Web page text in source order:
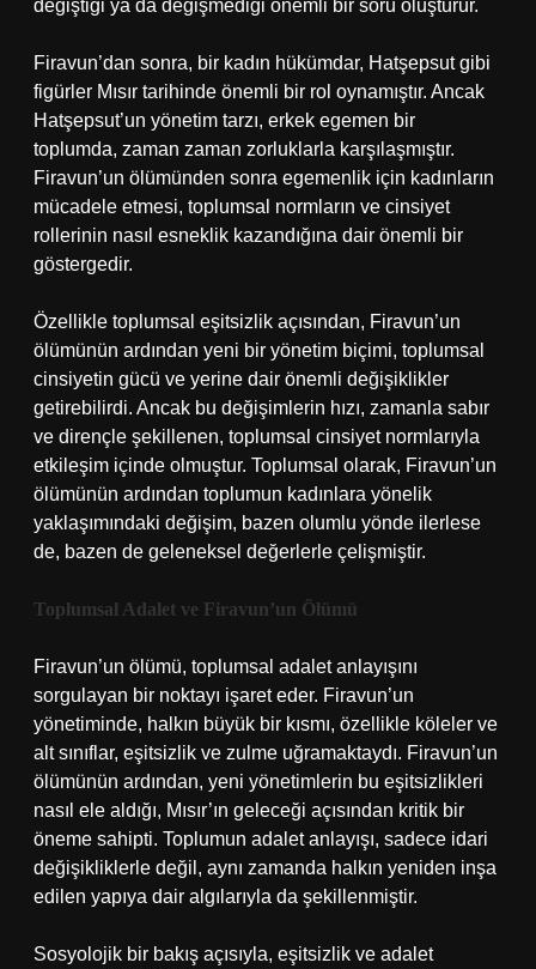
değiştiği ya da değişmediği önemli bir soru oluşturur.
Firavun’dan sonra, bir kadın hükümdar, Hatşepsut gibi
figürler Mısır tarihinde önemli bir rol oynamıştır. Ancak
Hatşepsut’un yönetim tarzı, erkek egemen bir
toplumda, zaman zaman zorluklarla karşılaşmıştır.
Firavun’un ölümünden sonra egemenlik için kadınların
mücadele etmesi, toplumsal normların ve cinsiyet
rollerinin nasıl esneklik kazandığına dair önemli bir
göstergedir.
Özellikle toplumsal eşitsizlik açısından, Firavun’un
ölümünün ardından yeni bir yönetim biçimi, toplumsal
cinsiyetin gücü ve yerine dair önemli değişiklikler
getirebilirdi. Ancak bu değişimlerin hızı, zamanla sabır
ve dirençle şekillenen, toplumsal cinsiyet normlarıyla
etkileşim içinde olmuştur. Toplumsal olarak, Firavun’un
ölümünün ardından toplumun kadınlara yönelik
yaklaşımındaki değişim, bazen olumlu yönde ilerlese
de, bazen de geleneksel değerlerle çelişmiştir.
Toplumsal Adalet ve Firavun’un Ölümü
Firavun’un ölümü, toplumsal adalet anlayışını
sorgulayan bir noktayı işaret eder. Firavun’un
yönetiminde, halkın büyük bir kısmı, özellikle köleler ve
alt sınıflar, eşitsizlik ve zulme uğramaktaydı. Firavun’un
ölümünün ardından, yeni yönetimlerin bu eşitsizlikleri
nasıl ele aldığı, Mısır’ın geleceği açısından kritik bir
öneme sahipti. Toplumun adalet anlayışı, sadece idari
değişikliklerle değil, aynı zamanda halkın yeniden inşa
edilen yapıya dair algılarıyla da şekillenmiştir.
Sosyolojik bir bakış açısıyla, eşitsizlik ve adalet